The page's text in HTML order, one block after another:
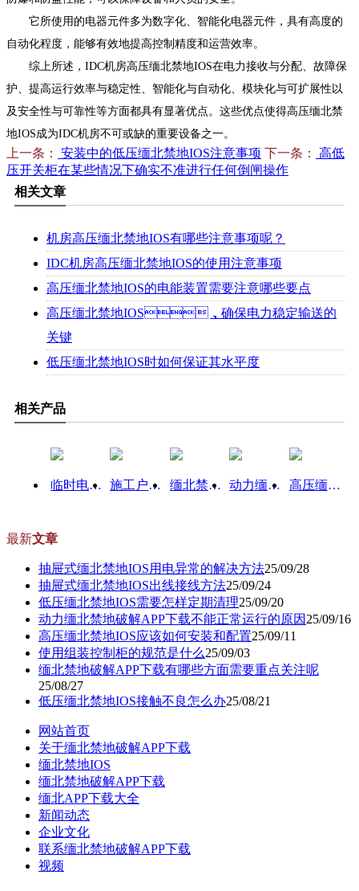
它所使用的电器元件多为数字化、智能化电器元件，具有高度的
自动化程度，能够有效地提高控制精度和运营效率。
综上所述，IDC机房高压缅北禁地IOS在电力接收与分配、故障保
护、提高运行效率与稳定性、智能化与自动化、模块化与可扩展性以
及安全性与可靠性等方面都具有显著优点。这些优点使得高压缅北禁
地IOS成为IDC机房不可或缺的重要设备之一。
上一条： 安装中的低压缅北禁地IOS注意事项 下一条：
高低
压开关柜在某些情况下确实不准进行任何倒闸操作
相关文章
机房高压缅北禁地IOS有哪些注意事项呢？
IDC机房高压缅北禁地IOS的使用注意事项
高压缅北禁地IOS的电能装置需要注意哪些要点
高压缅北禁地IOS，确保电力稳定输送的
关键
低压缅北禁地IOS时如何保证其水平度
相关产品
临时电缅北禁地IOS 施工户外临时用电缅北禁地IOS 工程用标准电箱… 缅北禁地IOS 动力缅北禁地IOS 高压缅北禁地IOS
最新文章
抽屉式缅北禁地IOS用电异常的解决方法25/09/28
抽屉式缅北禁地IOS出线接线方法25/09/24
低压缅北禁地IOS需要怎样定期清理25/09/20
动力缅北禁地破解APP下载不能正常运行的原因 25/09/16
高压缅北禁地IOS应该如何安装和配置25/09/11
使用组装控制柜的规范是什么25/09/03
缅北禁地破解APP下载有哪些方面需要重点关注呢
25/08/27
低压缅北禁地IOS接触不良怎么办25/08/21
网站首页
关于缅北禁地破解APP下载
缅北禁地IOS
缅北禁地破解APP下载
缅北APP下载大全
新闻动态
企业文化
联系缅北禁地破解APP下载
视频